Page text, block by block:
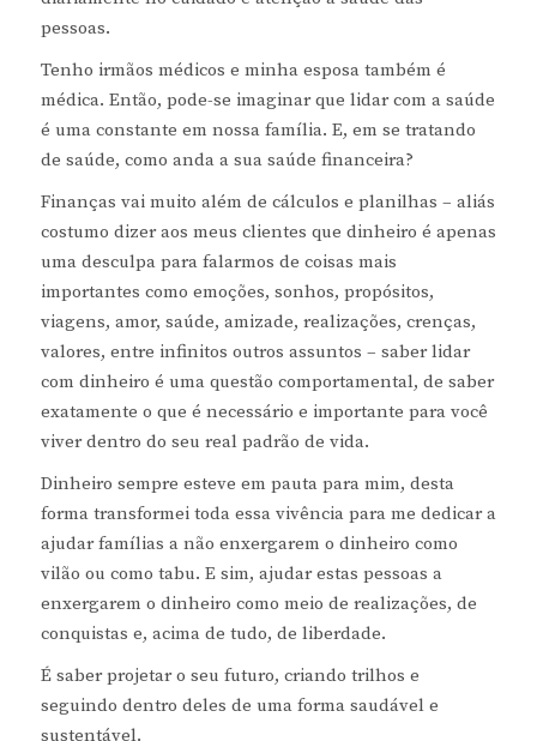
pessoas.
Tenho irmãos médicos e minha esposa também é
médica. Então, pode-se imaginar que lidar com a saúde
é uma constante em nossa família. E, em se tratando
de saúde, como anda a sua saúde financeira?
Finanças vai muito além de cálculos e planilhas – aliás
costumo dizer aos meus clientes que dinheiro é apenas
uma desculpa para falarmos de coisas mais
importantes como emoções, sonhos, propósitos,
viagens, amor, saúde, amizade, realizações, crenças,
valores, entre infinitos outros assuntos – saber lidar
com dinheiro é uma questão comportamental, de saber
exatamente o que é necessário e importante para você
viver dentro do seu real padrão de vida.
Dinheiro sempre esteve em pauta para mim, desta
forma transformei toda essa vivência para me dedicar a
ajudar famílias a não enxergarem o dinheiro como
vilão ou como tabu. E sim, ajudar estas pessoas a
enxergarem o dinheiro como meio de realizações, de
conquistas e, acima de tudo, de liberdade.
É saber projetar o seu futuro, criando trilhos e
seguindo dentro deles de uma forma saudável e
sustentável.